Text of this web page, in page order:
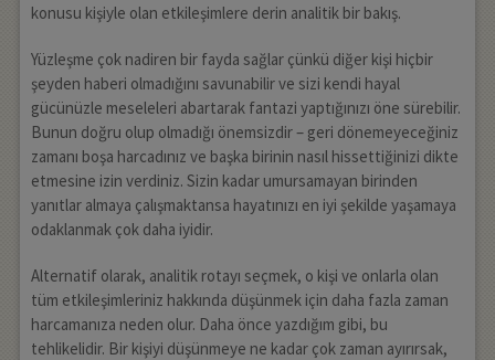
konusu kişiyle olan etkileşimlere derin analitik bir bakış.
Yüzleşme çok nadiren bir fayda sağlar çünkü diğer kişi hiçbir
şeyden haberi olmadığını savunabilir ve sizi kendi hayal
gücünüzle meseleleri abartarak fantazi yaptığınızı öne sürebilir.
Bunun doğru olup olmadığı önemsizdir – geri dönemeyeceğiniz
zamanı boşa harcadınız ve başka birinin nasıl hissettiğinizi dikte
etmesine izin verdiniz. Sizin kadar umursamayan birinden
yanıtlar almaya çalışmaktansa hayatınızı en iyi şekilde yaşamaya
odaklanmak çok daha iyidir.
Alternatif olarak, analitik rotayı seçmek, o kişi ve onlarla olan
tüm etkileşimleriniz hakkında düşünmek için daha fazla zaman
harcamanıza neden olur. Daha önce yazdığım gibi, bu
tehlikelidir. Bir kişiyi düşünmeye ne kadar çok zaman ayırırsak,